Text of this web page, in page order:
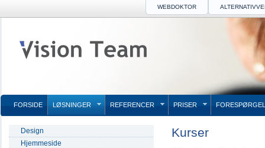
WEBDOKTOR
FORSIDE LØSNINGER REFERENCER PRISER
Design
Hjemmeside
Kurser